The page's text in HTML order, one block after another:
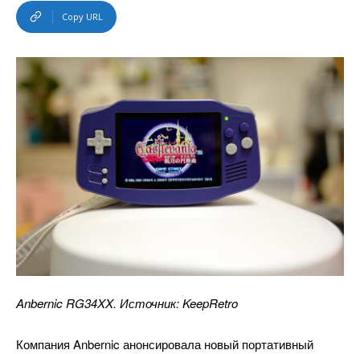
Copy URL
Anbernic RG34XX. Источник: KeepRetro
Компания Anbernic анонсировала новый портативный